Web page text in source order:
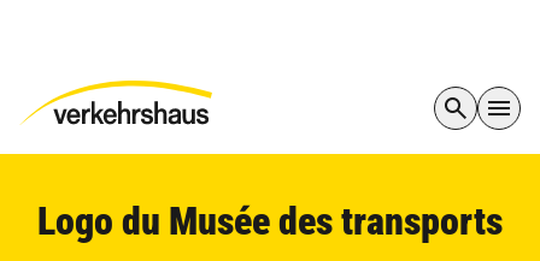
Logo du Musée des transports